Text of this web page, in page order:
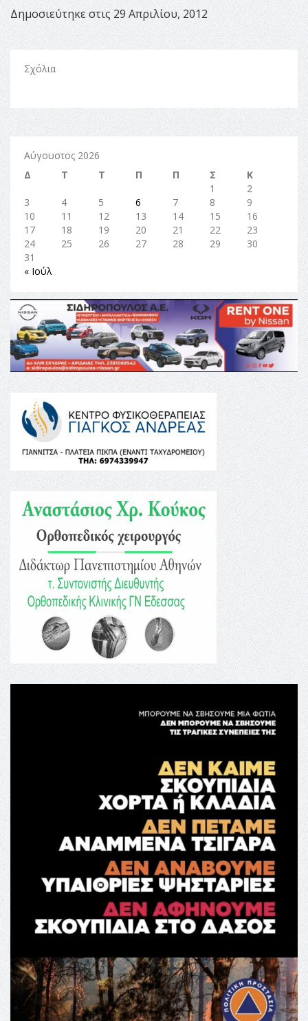
Δημοσιεύτηκε στις 29 Απριλίου, 2012
Σχόλια
Αύγουστος 2026
Δ
Τ Τ Π Π Σ
Κ
1
2
3
4 5 6 7 8
9
10
11 12 13 14 15
16
17
18 19 20 21 22
23
24
25 26 27 28 29
30
31
« Ιούλ